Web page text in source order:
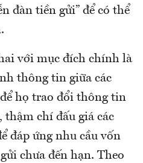
đàn tiền gửi” để có thể
với mục đích chính là
thông tin giữa các
họ trao đổi thông tin
thậm chí đấu giá các
đáp ứng nhu cầu vốn
chưa đến hạn. Theo